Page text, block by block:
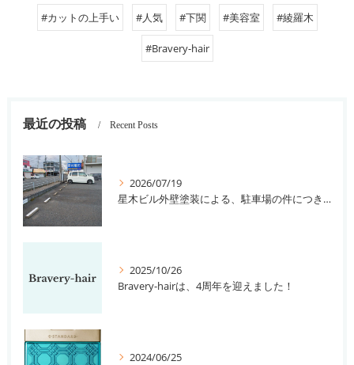
#カットの上手い #人気 #下関 #美容室 #綾羅木
#Bravery-hair
最近の投稿 Recent Posts
2026/07/19
星木ビル外壁塗装による、駐車場の件につきまして。
2025/10/26
Bravery-hairは、4周年を迎えました！
2024/06/25